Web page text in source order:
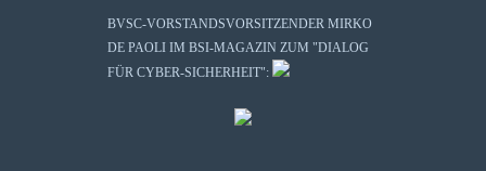
BVSC-VORSTANDSVORSITZENDER MIRKO
DE PAOLI IM BSI-MAGAZIN ZUM "DIALOG
FÜR CYBER-SICHERHEIT":